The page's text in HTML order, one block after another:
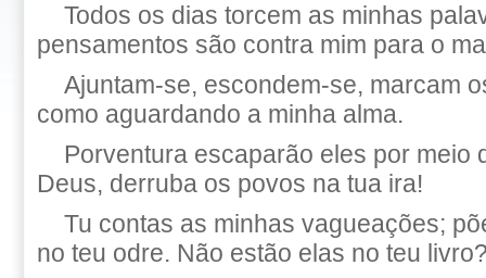
Todos os dias torcem as minhas
pensamentos são contra mim para o
Ajuntam-se, escondem-se, marcam
como aguardando a minha alma.
Porventura escaparão eles por meio
Deus, derruba os povos na tua ira!
Tu contas as minhas vagueações;
no teu odre. Não estão elas no teu